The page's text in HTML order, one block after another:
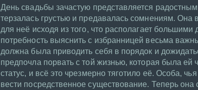
День свадьбы зачастую представляется
терзалась грустью и предавалась сомнениям.
для неё исходя из того, что располагает
потребность выяснить с избранницей весьма
должна была приводить себя в порядок и
предпочла порвать с той жизнью, которая была
статус, и всё это чрезмерно тяготило её. Особа,
вести посредственное существование. Теперь